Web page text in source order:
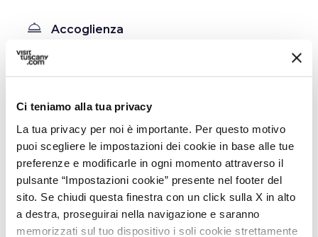
Ci teniamo alla tua privacy
La tua privacy per noi è importante. Per questo motivo
puoi scegliere le impostazioni dei cookie in base alle tue
preferenze e modificarle in ogni momento attraverso il
pulsante “Impostazioni cookie” presente nel footer del
sito. Se chiudi questa finestra con un click sulla X in alto
a destra, proseguirai nella navigazione e saranno
memorizzati sul tuo dispositivo i soli cookie strettamente
room_service Accoglienza
restaurant
Self Service
Cucina di uso comune
bed Camere
Riscaldamento
Asciugacapelli